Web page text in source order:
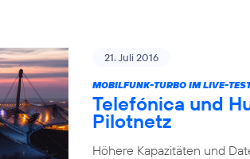
21. Juli 2016
MOBILFUNK-TURBO IM LIVE-
Telefónica und
Pilotnetz
Höhere Kapazitäten und